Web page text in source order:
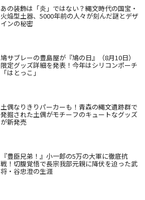
あの装飾は「炎」ではない？縄文時代の国宝・
火焔型土器、5000年前の人々が刻んだ謎とデザ
インの秘密
鳩サブレーの豊島屋が『鳩の日』（8月10日）
限定グッズ詳細を発表！今年はシリコンポーチ
「はとっこ」
土偶なりきりパーカーも！青森の縄文遺跡群で
発掘された土偶がモチーフのキュートなグッズ
が新発売
『豊臣兄弟！』小一郎の5万の大軍に徹底抗
戦！切腹覚悟で長宗我部元親に降伏を迫った武
将・谷忠澄の生涯